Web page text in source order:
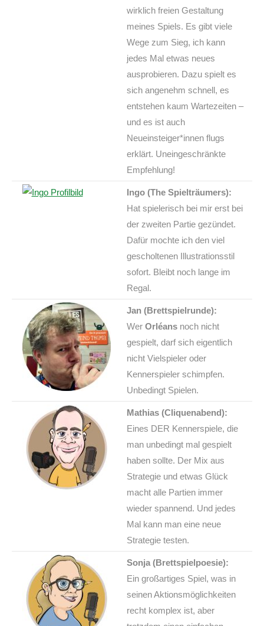
wirklich freien Gestaltung
meines Spiels. Es gibt viele
Wege zum Sieg, ich kann
jedes Mal etwas neues
ausprobieren. Dazu spielt es
sich angenehm schnell, es
entstehen kaum Wartezeiten –
und es ist auch
Neueinsteiger*innen flugs
erklärt. Uneingeschränkte
Empfehlung!
Ingo (The Spielträumers):
Hat spielerisch bei mir erst bei
der zweiten Partie gezündet.
Dafür mochte ich den viel
gescholtenen Illustrationsstil
sofort. Bleibt noch lange im
Regal.
Jan (Brettspielrunde):
Wer Orléans noch nicht
gespielt, darf sich eigentlich
nicht Vielspieler oder
Kennerspieler schimpfen.
Unbedingt Spielen.
Mathias (Cliquenabend):
Eines DER Kennerspiele, die
man unbedingt mal gespielt
haben sollte. Der Mix aus
Strategie und etwas Glück
macht alle Partien immer
wieder spannend. Und jedes
Mal kann man eine neue
Strategie testen.
Sonja (Brettspielpoesie):
Ein großartiges Spiel, was in
seinen Aktionsmöglichkeiten
recht komplex ist, aber